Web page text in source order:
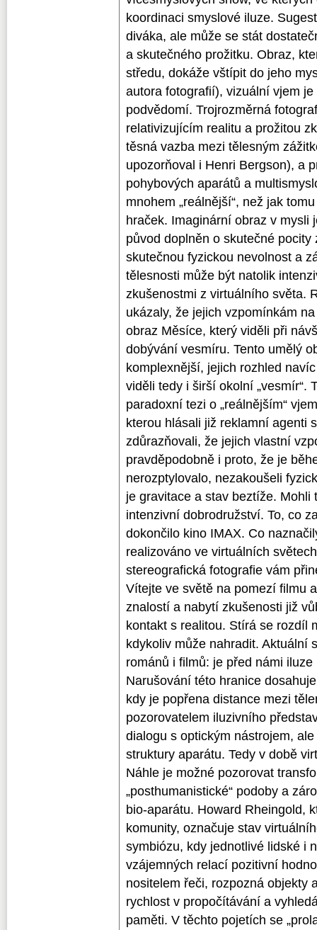
koordinaci smyslové iluze.
diváka, ale může se stát
a skutečného prožitku. Obraz,
středu, dokáže vštípit do jeho
autora fotografií), vizuální vjem
podvědomí. Trojrozměrná
relativizujícím realitu a prožitou
těsná vazba mezi tělesným
upozorňoval i Henri Bergson), a
pohybových aparátů a
mnohem „reálnější“, než jak
hraček. Imaginární obraz v mysli
původ doplněn o skutečné
skutečnou fyzickou nevolnost a
tělesnosti může být natolik
zkušenostmi z virtuálního světa.
ukázaly, že jejich vzpomínkám
obraz Měsíce, který viděli při
dobývání vesmíru. Tento umělý
komplexnější, jejich rozhled
viděli tedy i širší okolní „vesmír“.
paradoxní tezi o „reálnějším“
kterou hlásali již reklamní agenti
zdůrazňovali, že jejich vlastní
pravděpodobně i proto, že je
nerozptylovalo, nezakoušeli
je gravitace a stav beztíže. Mohli
intenzivní dobrodružství. To, co
dokončilo kino IMAX. Co
realizováno ve virtuálních
stereografická fotografie vám
Vítejte ve světě na pomezí filmu
znalostí a nabytí zkušenosti již
kontakt s realitou. Stírá se rozdíl
kdykoliv může nahradit. Aktuální
románů i filmů: je před námi
Narušování této hranice
kdy je popřena distance mezi
pozorovatelem iluzivního
dialogu s optickým nástrojem,
struktury aparátu. Tedy v době
Náhle je možné pozorovat
„posthumanistické“ podoby a
bio-aparátu. Howard Rheingold,
komunity, označuje stav
symbiózu, kdy jednotlivé lidské i
vzájemných relací pozitivní
nositelem řeči, rozpozná objekty
rychlost v propočítávání a
paměti. V těchto pojetích se